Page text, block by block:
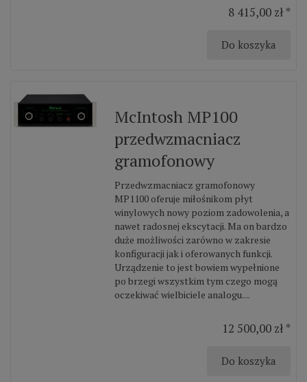
8 415,00 zł *
Do koszyka
McIntosh MP100
przedwzmacniacz
gramofonowy
Przedwzmacniacz gramofonowy
MP1100 oferuje miłośnikom płyt
winylowych nowy poziom zadowolenia, a
nawet radosnej ekscytacji. Ma on bardzo
duże możliwości zarówno w zakresie
konfiguracji jak i oferowanych funkcji.
Urządzenie to jest bowiem wypełnione
po brzegi wszystkim tym czego mogą
oczekiwać wielbiciele analogu....
12 500,00 zł *
Do koszyka